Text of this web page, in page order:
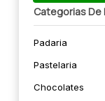
Categorias De
Padaria
Pastelaria
Chocolates